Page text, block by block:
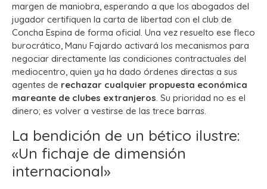
margen de maniobra, esperando a que los abogados del
jugador certifiquen la carta de libertad con el club de
Concha Espina de forma oficial. Una vez resuelto ese fleco
burocrático, Manu Fajardo activará los mecanismos para
negociar directamente las condiciones contractuales del
mediocentro, quien ya ha dado órdenes directas a sus
agentes de rechazar cualquier propuesta económica
mareante de clubes extranjeros. Su prioridad no es el
dinero; es volver a vestirse de las trece barras.
La bendición de un bético ilustre:
«Un fichaje de dimensión
internacional»